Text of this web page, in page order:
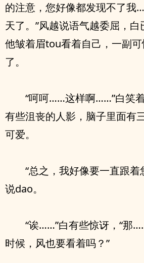
的注意，您好像都发现不了我
天了。”风越说语气越委屈，
他皱着眉tou看着自己，一副
了。
“呵呵……这样啊……”白笑
有些沮丧的人影，脑子里面有
可爱。
“总之，我好像要一直跟
说dao。
“诶……”白有些惊讶，“那
时候，风也要看着吗？”